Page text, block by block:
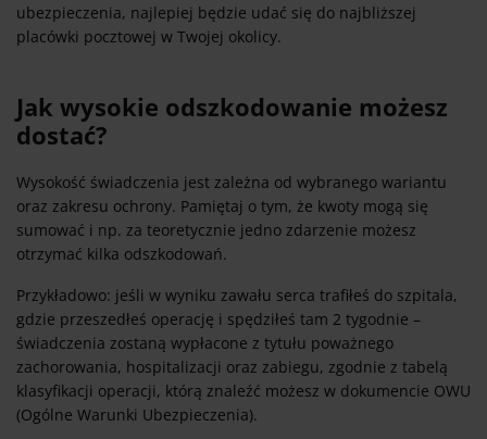
ubezpieczenia, najlepiej będzie udać się do najbliższej
placówki pocztowej w Twojej okolicy.
Jak wysokie odszkodowanie możesz
dostać?
Wysokość świadczenia jest zależna od wybranego wariantu
oraz zakresu ochrony. Pamiętaj o tym, że kwoty mogą się
sumować i np. za teoretycznie jedno zdarzenie możesz
otrzymać kilka odszkodowań.
Przykładowo: jeśli w wyniku zawału serca trafiłeś do szpitala,
gdzie przeszedłeś operację i spędziłeś tam 2 tygodnie –
świadczenia zostaną wypłacone z tytułu poważnego
zachorowania, hospitalizacji oraz zabiegu, zgodnie z tabelą
klasyfikacji operacji, którą znaleźć możesz w dokumencie OWU
(Ogólne Warunki Ubezpieczenia).